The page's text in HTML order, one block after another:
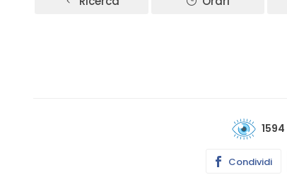
1594
Condividi